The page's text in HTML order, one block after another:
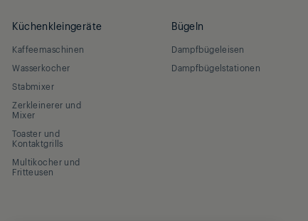
Küchenkleingeräte
Kaffeemaschinen
Wasserkocher
Stabmixer
Zerkleinerer und
Mixer
Toaster und
Kontaktgrills
Multikocher und
Fritteusen
Bügeln
Dampfbügeleisen
Dampfbügelstationen